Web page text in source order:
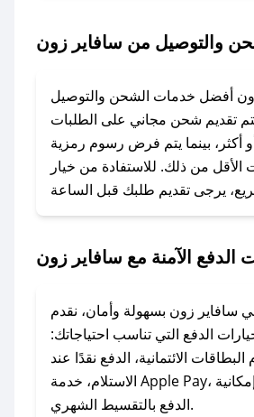
صحصح، يمكنك العثور بسهولة على
أو البريد الإلكتروني لإضافته
بسرعة.
### كيفية استخدام كود خصم سافاير زون؟
1. انسخ كود الخصم من تطبيق صحصح.
2. الصقه في خانة الدفع عند التسوق من سافاير
التواصل مع فريق دعم صحصح عبر
على تويتر أو البريد الإلكتروني،
المشكلة في أسرع وقت ممكن.
### ماذا أفعل إذا لم أجد كود خصم لمتجري
والتوصيل من سافاير زون
أفضل خدمات الشحن والتوصيل
تقديم شحن مجاني على الطلبات
أو أكثر، بينما يتم فرض رسوم رمزية
الأقل من ذلك. للاستفادة من خيار
الدفع الآمنة مع سافاير زون
سافاير زون بسهولة وأمان، نقدم
الدفع التي تناسب احتياجاتك:
الائتمانية، الدفع نقدًا عند
الاستلام، خدمة Apple Pay، بالإضافة إلى إمكانية
الدفع بالتقسيط الشهري.